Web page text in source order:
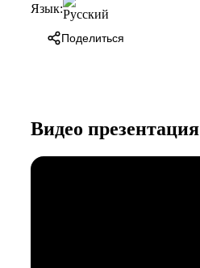
Язык:
Поделиться
Видео презентация